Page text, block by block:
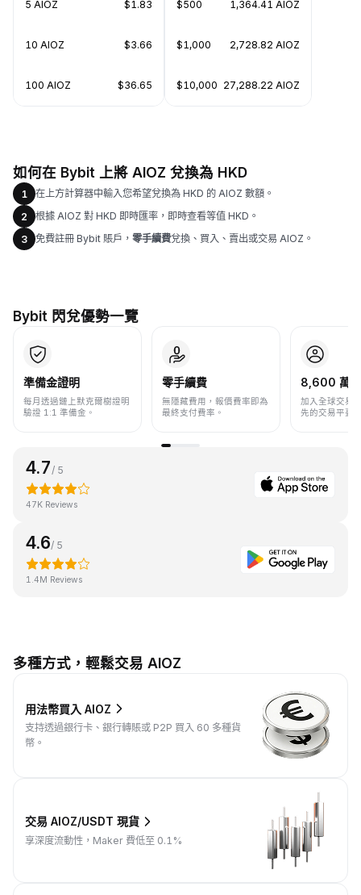
5 AIOZ $1.83
10 AIOZ $3.66
100 AIOZ $36.65
$500 1,364.41 AIOZ
$1,000 2,728.82 AIOZ
$10,000 27,288.22 AIOZ
如何在 Bybit 上將 AIOZ 兌換為 HKD
1
在上方計算器中輸入您希望兌換為 HKD 的 AIOZ 數額。
2
根據 AIOZ 對 HKD 即時匯率，即時查看等值 HKD。
3
免費註冊 Bybit 賬戶， 零手續費兌換、買入、賣出或交易 AIOZ。
Bybit 閃兌優勢一覽
準備金證明
每月透過鏈上默克爾樹證明
驗證 1:1 準備金。
零手續費
無隱藏費用，報價費率即為
最終支付費率。
8,600 萬+
加入全球交易
先的交易平臺
4.7/ 5
47K Reviews
4.6/ 5
1.4M Reviews
多種方式，輕鬆交易 AIOZ
用法幣買入 AIOZ
支持透過銀行卡、銀行轉賬或 P2P 買入 60 多種貨
幣。
交易 AIOZ/USDT 現貨
享深度流動性，Maker 費低至 0.1%